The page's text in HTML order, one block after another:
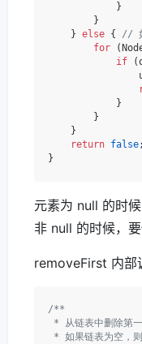
            }
        }
    }
else { //
for
if
            }
        }
    }
return false
元素为 null 的时
非 null 的时候，
removeFirst 内部
/**
* 从链表中删除第一
* 如果链表为空，